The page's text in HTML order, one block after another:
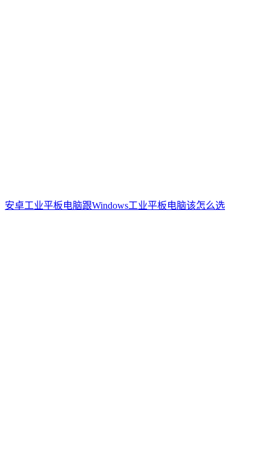
安卓工业平板电脑跟Windows工业平板电脑该怎么选